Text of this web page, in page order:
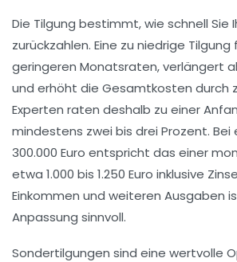
Die Tilgung bestimmt, wie schnell Sie
zurückzahlen. Eine zu niedrige
geringeren Monatsraten, verlängert
und erhöht die Gesamtkosten durch
Experten raten deshalb zu einer
mindestens zwei bis drei Prozent. Bei
300.000 Euro entspricht das einer
etwa 1.000 bis 1.250 Euro inklusive
Einkommen und weiteren Ausgaben
Anpassung sinnvoll.
Sondertilgungen sind eine wertvolle